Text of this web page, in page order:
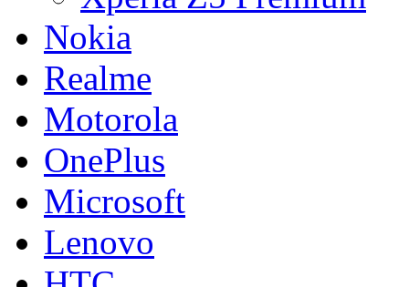
Nokia
Realme
Motorola
OnePlus
Microsoft
Lenovo